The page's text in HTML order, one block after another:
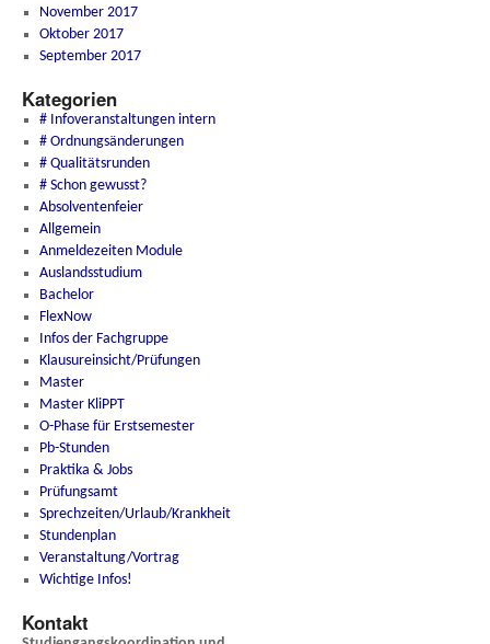
November 2017
Oktober 2017
September 2017
Kategorien
# Infoveranstaltungen intern
# Ordnungsänderungen
# Qualitätsrunden
# Schon gewusst?
Absolventenfeier
Allgemein
Anmeldezeiten Module
Auslandsstudium
Bachelor
FlexNow
Infos der Fachgruppe
Klausureinsicht/Prüfungen
Master
Master KliPPT
O-Phase für Erstsemester
Pb-Stunden
Praktika & Jobs
Prüfungsamt
Sprechzeiten/Urlaub/Krankheit
Stundenplan
Veranstaltung/Vortrag
Wichtige Infos!
Kontakt